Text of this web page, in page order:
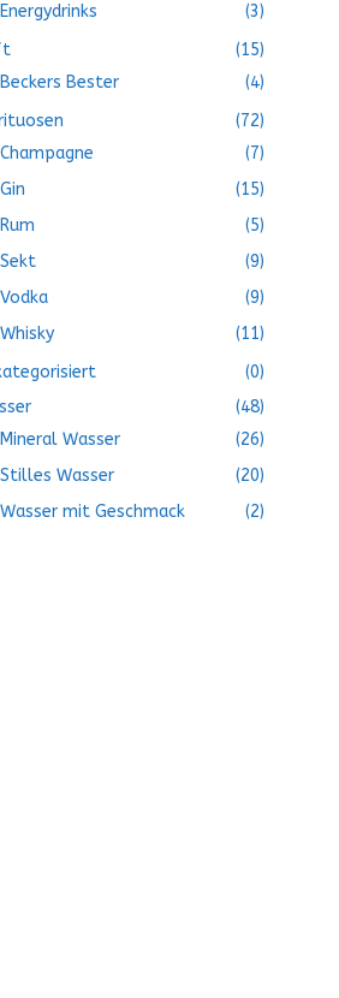
Energydrinks
(3)
(15)
Beckers Bester
(4)
(72)
Champagne
(7)
Gin
(15)
Rum
(5)
Sekt
(9)
Vodka
(9)
Whisky
(11)
(0)
(48)
Mineral Wasser
(26)
Stilles Wasser
(20)
Wasser mit Geschmack
(2)